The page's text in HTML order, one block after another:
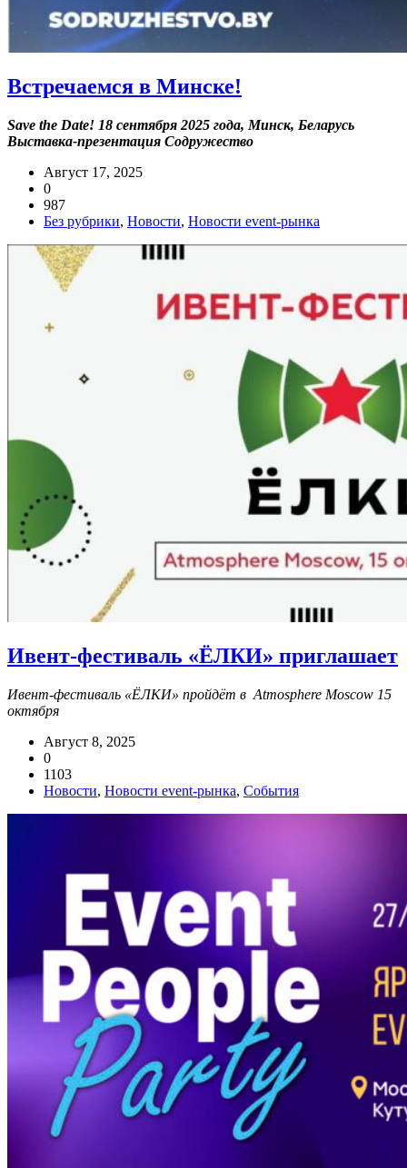
Встречаемся в Минске!
Save the Date! 18 сентября 2025 года, Минск, Беларусь
Выставка-презентация Содружество
Август 17, 2025
0
987
Без рубрики, Новости, Новости event-рынка
Ивент-фестиваль «ЁЛКИ» приглашает
Ивент-фестиваль «ЁЛКИ» пройдёт в Atmosphere Moscow 15
октября
Август 8, 2025
0
1103
Новости, Новости event-рынка, События